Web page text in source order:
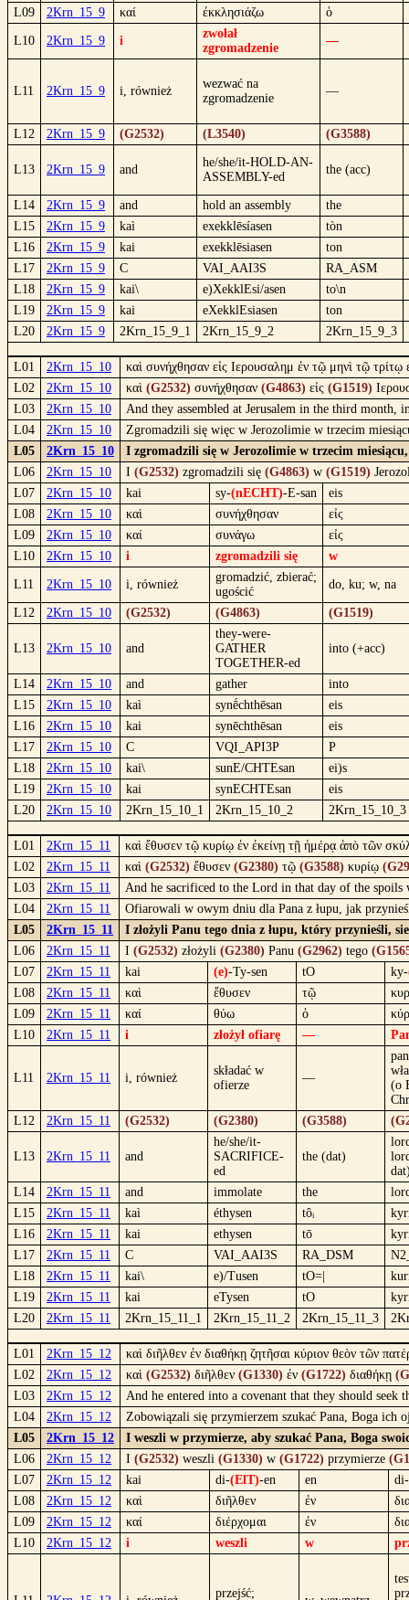
L09
2Krn_15_9 καί ἐκκλησιάζω ὁ
L10 2Krn_15_9 i
zwołał
zgromadzenie
—
L11 2Krn_15_9 i, również
wezwać na
zgromadzenie
—
L12 2Krn_15_9 (G2532) (L3540) (G3588)
L13 2Krn_15_9 and
he/she/it-HOLD-AN-
ASSEMBLY-ed
the (acc)
L14 2Krn_15_9 and hold an assembly
the
L15
2Krn_15_9 kaì exekklēsíasen
tòn
L16
2Krn_15_9 kai exekklēsiasen
ton
L17
2Krn_15_9 C VAI_AAI3S
RA_ASM
L18
2Krn_15_9 kai\ e)XekklEsi/asen
to\n
L19
2Krn_15_9 kai eXekklEsiasen
ton
L20
2Krn_15_9 2Krn_15_9_1 2Krn_15_9_2 2Krn_15_9_3
L01 2Krn_15_10
καὶ συνήχθησαν εἰς Ιερουσαλημ ἐν τῷ μηνὶ τῷ τρίτῳ
L02
2Krn_15_10 καὶ (G2532) συνήχθησαν (G4863) εἰς (G1519)
L03
2Krn_15_10
And they assembled at Jerusalem in the third
L04
2Krn_15_10
Zgromadzili się więc w Jerozolimie w trzecim
L05
2Krn_15_10
I zgromadzili się w Jerozolimie w trzecim
L06
2Krn_15_10 I (G2532) zgromadzili się (G4863) w (G1519)
L07
2Krn_15_10 kai sy-(nECHT)-E-san
eis
L08
2Krn_15_10 καὶ συνήχθησαν
εἰς
L09
2Krn_15_10 καί συνάγω
εἰς
L10
2Krn_15_10 i zgromadzili się w
L11 2Krn_15_10 i, również
gromadzić, zbierać;
ugościć
do, ku; w, na
L12 2Krn_15_10 (G2532) (G4863) (G1519)
L13 2Krn_15_10 and
they-were-
GATHER
TOGETHER-ed
into (+acc)
L14 2Krn_15_10 and gather
into
L15
2Krn_15_10 kaì synḗchthēsan
eis
L16
2Krn_15_10 kai synēchthēsan
eis
L17
2Krn_15_10 C VQI_API3P
P
L18
2Krn_15_10 kai\ sunE/CHTEsan
ei)s
L19
2Krn_15_10 kai synECHTEsan
eis
L20
2Krn_15_10 2Krn_15_10_1 2Krn_15_10_2 2Krn_15_10_3
L01 2Krn_15_11
καὶ ἔθυσεν τῷ κυρίῳ ἐν ἐκείνῃ τῇ ἡμέρᾳ ἀπὸ τῶν
L02
2Krn_15_11 καὶ (G2532) ἔθυσεν (G2380) τῷ (G3588) κυρίῳ
L03
2Krn_15_11
And he sacrificed to the Lord in that day of the spoils
L04
2Krn_15_11
Ofiarowali w owym dniu dla Pana z łupu, jak
L05
2Krn_15_11
I złożyli Panu tego dnia z łupu, który przynieśli,
L06
2Krn_15_11 I (G2532) złożyli (G2380) Panu (G2962) tego
L07
2Krn_15_11 kai (e)-Ty-sen tO ky-
L08
2Krn_15_11 καὶ ἔθυσεν τῷ
L09
2Krn_15_11 καί θύω ὁ
L10
2Krn_15_11 i złożył ofiarę —
L11 2Krn_15_11 i, również
składać w
ofierze
—
(o
L12
2Krn_15_11 (G2532) (G2380) (G3588)
L13 2Krn_15_11 and
he/she/it-
SACRIFICE-
ed
the (dat)
L14
2Krn_15_11 and immolate the
L15
2Krn_15_11 kaì éthysen tôᵢ
L16
2Krn_15_11 kai ethysen tō
L17
2Krn_15_11 C VAI_AAI3S RA_DSM
L18
2Krn_15_11 kai\ e)/Tusen tO=|
L19
2Krn_15_11 kai eTysen tO
L20
2Krn_15_11 2Krn_15_11_1 2Krn_15_11_2 2Krn_15_11_3
L01 2Krn_15_12
καὶ διῆλθεν ἐν διαθήκῃ ζητῆσαι κύριον θεὸν τῶν
L02
2Krn_15_12 καὶ (G2532) διῆλθεν (G1330) ἐν (G1722) διαθήκῃ
L03
2Krn_15_12
And he entered into a covenant that they should
L04
2Krn_15_12
Zobowiązali się przymierzem szukać Pana, Boga ich
L05
2Krn_15_12
I weszli w przymierze, aby szukać Pana, Boga
L06
2Krn_15_12 I (G2532) weszli (G1330) w (G1722) przymierze
L07
2Krn_15_12 kai di-(ElT)-en en
L08
2Krn_15_12 καὶ διῆλθεν ἐν
L09
2Krn_15_12 καί διέρχομαι ἐν
L10
2Krn_15_12 i weszli w
przejść;